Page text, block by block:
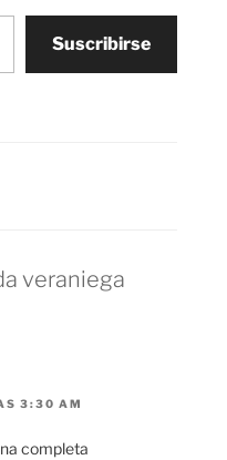
Suscribirse
veraniega
3:30 AM
completa